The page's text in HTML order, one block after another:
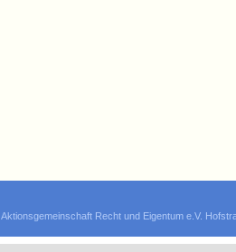
Aktionsgemeinschaft Recht und Eigentum e.V.